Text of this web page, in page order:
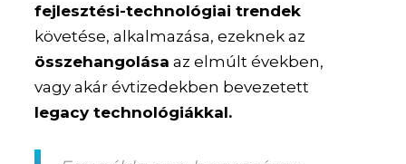
fejlesztési-technológiai trendek
követése, alkalmazása, ezeknek az
összehangolása az elmúlt években,
vagy akár évtizedekben bevezetett
legacy technológiákkal.